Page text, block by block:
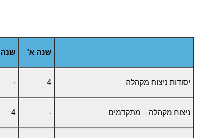
שנה א'
יסודות ניצוח מקהלה 4
-
ניצוח מקהלה – מתקדמים -
4